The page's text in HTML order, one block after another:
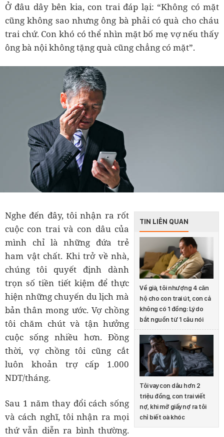
Ở đâu dây bên kia, con trai đáp lại: “Không có mặt
cũng không sao nhưng ông bà phải có quà cho cháu
trai chứ. Con khó có thể nhìn mặt bố mẹ vợ nếu thấy
ông bà nội không tặng quà cũng chẳng có mặt”.
TIN LIÊN QUAN
Về già, tôi nhượng 4 căn
hộ cho con trai út, con cả
không có 1 đồng: Lý do
bắt nguồn từ 1 câu nói
Tôi vay con dâu hơn 2
triệu đồng, con trai viết
nợ, khi mở giấy nợ ra tôi
chỉ biết oà khóc
Nghe đến đây, tôi nhận ra rốt
cuộc con trai và con dâu của
mình chỉ là những đứa trẻ
ham vật chất. Khi trở về nhà,
chúng tôi quyết định dành
trọn số tiền tiết kiệm để thực
hiện những chuyến du lịch mà
bản thân mong ước. Vợ chồng
tôi chăm chút và tận hưởng
cuộc sống nhiều hơn. Đồng
thời, vợ chồng tôi cũng cắt
luôn khoản trợ cấp 1.000
NDT/tháng.
Sau 1 năm thay đổi cách sống
và cách nghĩ, tôi nhận ra mọi
thứ vẫn diễn ra bình thường.